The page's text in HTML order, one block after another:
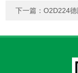
下一篇：O2D224